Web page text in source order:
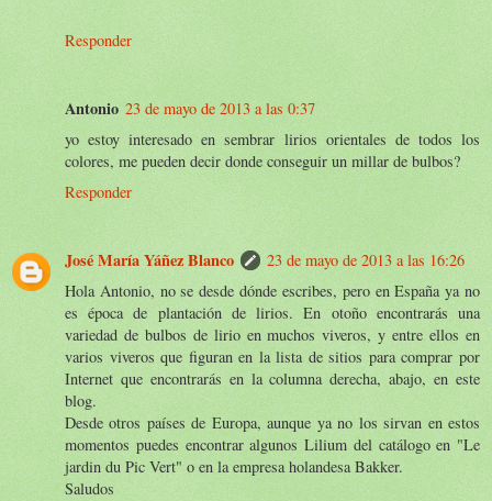
Responder
Antonio 23 de mayo de 2013 a las 0:37
yo estoy interesado en sembrar lirios orientales de todos los
colores, me pueden decir donde conseguir un millar de bulbos?
Responder
José María Yáñez Blanco
23 de mayo de 2013 a las 16:26
Hola Antonio, no se desde dónde escribes, pero en España ya no
es época de plantación de lirios. En otoño encontrarás una
variedad de bulbos de lirio en muchos viveros, y entre ellos en
varios viveros que figuran en la lista de sitios para comprar por
Internet que encontrarás en la columna derecha, abajo, en este
blog.
Desde otros países de Europa, aunque ya no los sirvan en estos
momentos puedes encontrar algunos Lilium del catálogo en "Le
jardin du Pic Vert" o en la empresa holandesa Bakker.
Saludos